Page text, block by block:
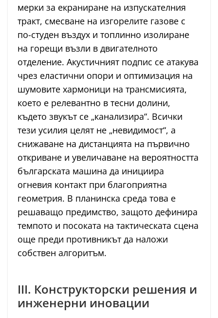
мерки за екраниране на изпускателния
тракт, смесване на изгорелите газове с
по-студен въздух и топлинно изолиране
на горещи възли в двигателното
отделение. Акустичният подпис се атакува
чрез еластични опори и оптимизация на
шумовите хармоници на трансмисията,
което е релевантно в тесни долини,
където звукът се „канализира“. Всички
тези усилия целят не „невидимост“, а
снижаване на дистанцията на първично
откриване и увеличаване на вероятността
българската машина да инициира
огневия контакт при благоприятна
геометрия. В планинска среда това е
решаващо предимство, защото дефинира
темпото и посоката на тактическата сцена
още преди противникът да наложи
собствен алгоритъм.
III. Конструкторски решения и
инженерни иновации